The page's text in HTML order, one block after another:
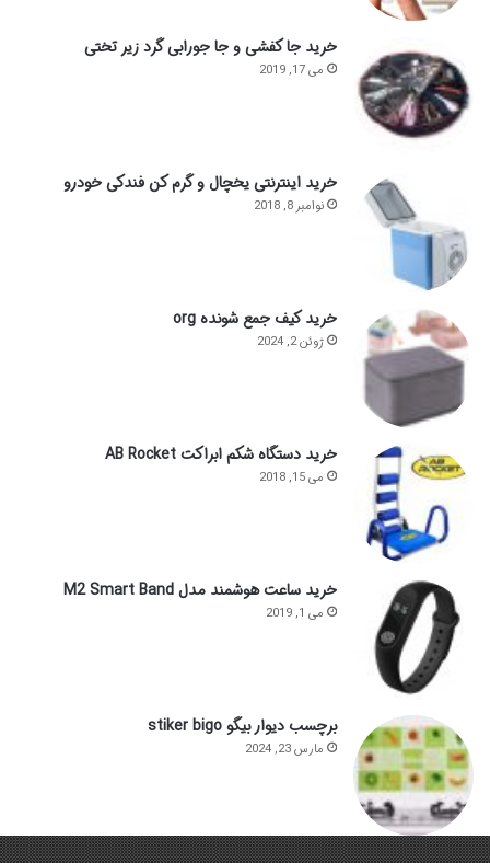
خرید جا کفشی و جا جورابی گرد زیر تختی
می 17, 2019
خرید اینترنتی یخچال و گرم کن فندکی خودرو
نوامبر 8, 2018
خرید کیف جمع شونده org
ژوئن 2, 2024
خرید دستگاه شکم ابراکت AB Rocket
می 15, 2018
خرید ساعت هوشمند مدل M2 Smart Band
می 1, 2019
برچسب دیوار بیگو stiker bigo
مارس 23, 2024